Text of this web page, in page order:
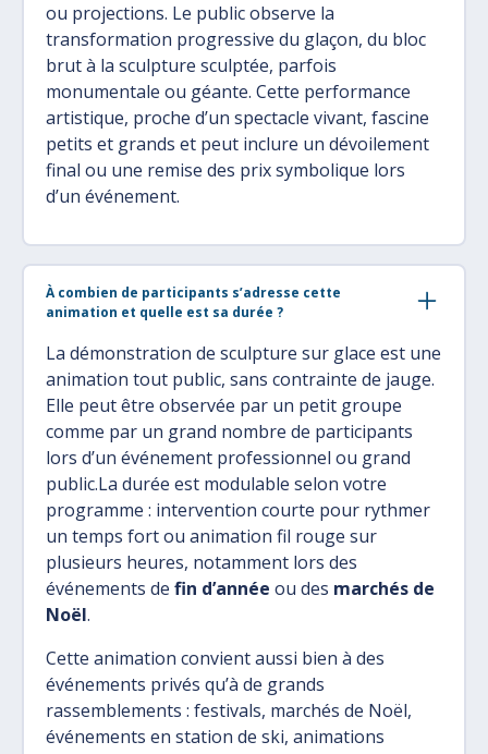
ou projections. Le public observe la
transformation progressive du glaçon, du bloc
brut à la sculpture sculptée, parfois
monumentale ou géante. Cette performance
artistique, proche d’un spectacle vivant, fascine
petits et grands et peut inclure un dévoilement
final ou une remise des prix symbolique lors
d’un événement.
À combien de participants s’adresse cette
animation et quelle est sa durée ?
La démonstration de sculpture sur glace est une
animation tout public, sans contrainte de jauge.
Elle peut être observée par un petit groupe
comme par un grand nombre de participants
lors d’un événement professionnel ou grand
public.La durée est modulable selon votre
programme : intervention courte pour rythmer
un temps fort ou animation fil rouge sur
plusieurs heures, notamment lors des
événements de fin d’année ou des marchés de
Noël.
Cette animation convient aussi bien à des
événements privés qu’à de grands
rassemblements : festivals, marchés de Noël,
événements en station de ski, animations